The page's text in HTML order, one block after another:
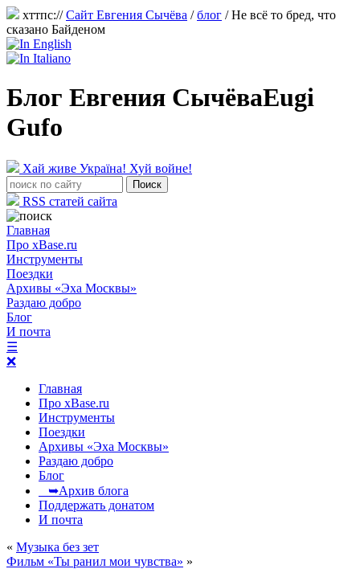
хттпс://Сайт Евгения Сычёва /блог /Не всё то бред, что
сказано Байденом
Блог Евгения СычёваEugi
Gufo
Хай живе Україна! Хуй войне!
RSS статей сайта
Главная
Про xBase.ru
Инструменты
Поездки
Архивы «Эха Москвы»
Раздаю добро
Блог
И почта
☰
❌
Главная
Про xBase.ru
Инструменты
Поездки
Архивы «Эха Москвы»
Раздаю добро
Блог
➥Архив блога
Поддержать донатом
И почта
« Музыка без зет
Фильм «Ты ранил мои чувства» »